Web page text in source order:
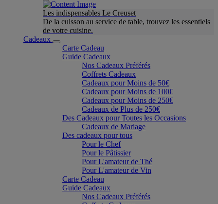
Les indispensables Le Creuset
De la cuisson au service de table, trouvez les essentiels
de votre cuisine.
Cadeaux
Carte Cadeau
Guide Cadeaux
Nos Cadeaux Préférés
Coffrets Cadeaux
Cadeaux pour Moins de 50€
Cadeaux pour Moins de 100€
Cadeaux pour Moins de 250€
Cadeaux de Plus de 250€
Des Cadeaux pour Toutes les Occasions
Cadeaux de Mariage
Des cadeaux pour tous
Pour le Chef
Pour le Pâtissier
Pour L'amateur de Thé
Pour L'amateur de Vin
Carte Cadeau
Guide Cadeaux
Nos Cadeaux Préférés